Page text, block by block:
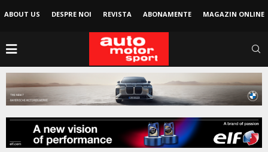
ABOUT US DESPRE NOI REVISTA ABONAMENTE MAGAZIN ONLINE